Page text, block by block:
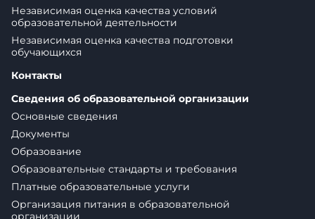
Независимая оценка качества условий
образовательной деятельности
Независимая оценка качества подготовки
обучающихся
Контакты
Сведения об образовательной организации
Основные сведения
Документы
Образование
Образовательные стандарты и требования
Платные образовательные услуги
Организация питания в образовательной
организации